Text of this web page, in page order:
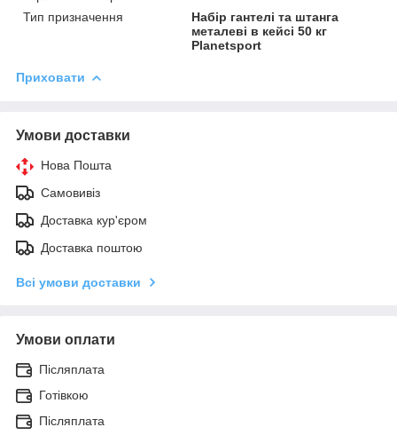
Тип призначення
Набір гантелі та штанга
металеві в кейсі 50 кг
Planetsport
Приховати
Умови доставки
Нова Пошта
Самовивіз
Доставка кур'єром
Доставка поштою
Всі умови доставки
Умови оплати
Післяплата
Готівкою
Післяплата